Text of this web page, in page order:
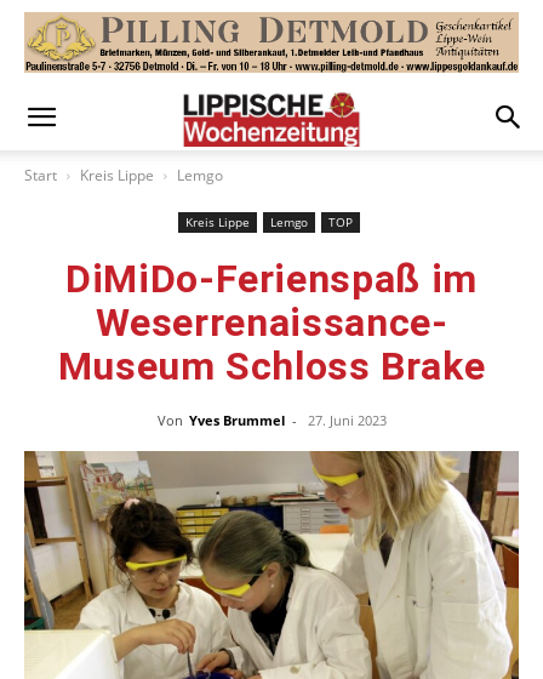
Start Kreis Lippe Lemgo
Kreis Lippe Lemgo TOP
DiMiDo-Ferienspaß im
Weserrenaissance-
Museum Schloss Brake
Von Yves Brummel - 27. Juni 2023